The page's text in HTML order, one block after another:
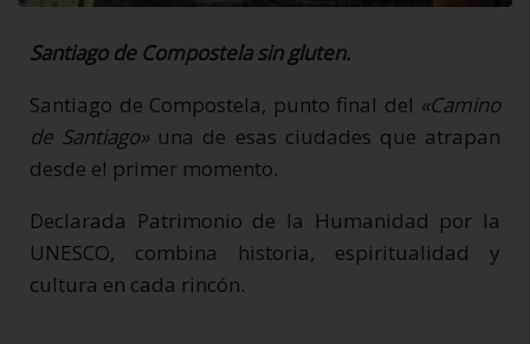
Santiago de Compostela sin gluten.
Santiago de Compostela, punto final del «Camino
de Santiago»una de esas ciudades que atrapan
desde el primer momento.
Declarada Patrimonio de la Humanidad por la
UNESCO, combina historia, espiritualidad y
cultura en cada rincón.